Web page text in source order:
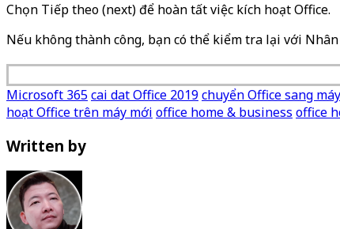
Chọn Tiếp theo (next) để hoàn tất việc kích hoạt Office.
Nếu không thành công, bạn có thể kiểm tra lại với
Microsoft 365cai dat Office 2019chuyển Office sang
hoạt Office trên máy mới office home & business office
Written by